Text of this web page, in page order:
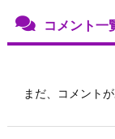
コメント一
まだ、コメント